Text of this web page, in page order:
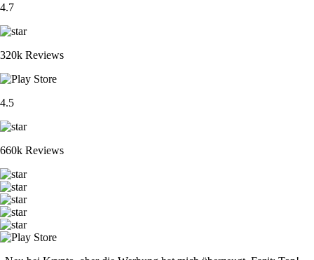
4.7
320k Reviews
4.5
660k Reviews